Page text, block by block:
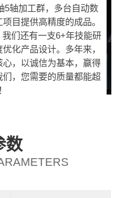
5轴加工群，多台自动数
目提供高精度的成品。
们还有一支6+年技能研
化产品设计。多年来，
，以诚信为基本，赢得
，您需要的质量都能超
数